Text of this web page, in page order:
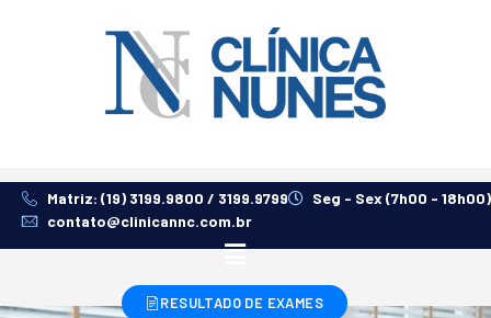
Matriz: (19) 3199.9800 / 3199.9799
Seg - Sex (7h00 - 18h00)
contato@clinicannc.com.br
RESULTADO DE EXAMES